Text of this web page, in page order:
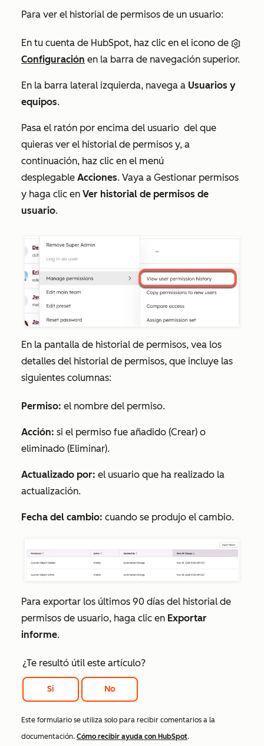
Para ver el historial de permisos de un usuario:
En tu cuenta de HubSpot, haz clic en el icono de
Configuración en la barra de navegación superior.
En la barra lateral izquierda, navega a Usuarios y
equipos.
Pasa el ratón por encima del usuario del que
quieras ver el historial de permisos y, a
continuación, haz clic en el menú
desplegable Acciones. Vaya a Gestionar permisos
y haga clic en Ver historial de permisos de
usuario.
En la pantalla de historial de permisos, vea los
detalles del historial de permisos, que incluye las
siguientes columnas:
Permiso: el nombre del permiso.
Acción: si el permiso fue añadido (Crear) o
eliminado (Eliminar).
Actualizado por: el usuario que ha realizado la
actualización.
Fecha del cambio: cuando se produjo el cambio.
Para exportar los últimos 90 días del historial de
permisos de usuario, haga clic en Exportar
informe.
¿Te resultó útil este artículo?
Si No
Este formulario se utiliza solo para recibir comentarios a la
documentación. Cómo recibir ayuda con HubSpot.